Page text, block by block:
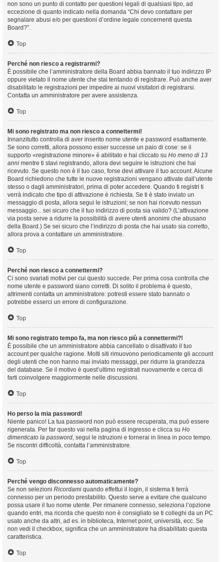
non sono un punto di contatto per questioni legali di qualsiasi tipo, ad
eccezione di quanto indicato nella domanda “Chi devo contattare per
segnalare abusi e/o per questioni d’ordine legale concernenti questa
Board?”.
Top
Perché non riesco a registrarmi?
È possibile che l’amministratore della Board abbia bannato il tuo indirizzo IP
oppure vietato il nome utente che stai tentando di registrare. Può anche aver
disabilitato le registrazioni per impedire ai nuovi visitatori di registrarsi.
Contatta un amministratore per avere assistenza.
Top
Mi sono registrato ma non riesco a connettermi!
Innanzitutto controlla di aver inserito nome utente e password esattamente.
Se sono corretti, allora possono esser successe un paio di cose: se il
supporto «registrazione minore» è abilitato e hai cliccato su Ho meno di 13
anni mentre ti stavi registrando, allora devi seguire le istruzioni che hai
ricevuto. Se questo non è il tuo caso, forse devi attivare il tuo account. Alcune
Board richiedono che tutte le nuove registrazioni vengano attivate dall’utente
stesso o dagli amministratori, prima di poter accedere. Quando ti registri ti
verrà indicato che tipo di attivazione è richiesta. Se ti è stato inviato un
messaggio di posta, allora segui le istruzioni; se non hai ricevuto nessun
messaggio... sei sicuro che il tuo indirizzo di posta sia valido? (L’attivazione
via posta serve a ridurre la possibilità di avere utenti anonimi che abusano
della Board.) Se sei sicuro che l’indirizzo di posta che hai usato sia corretto,
allora prova a contattare un amministratore.
Top
Perché non riesco a connettermi?
Ci sono svariati motivi per cui questo succede. Per prima cosa controlla che
nome utente e password siano corretti. Di solito il problema è questo,
altrimenti contatta un amministratore: potresti essere stato bannato o
potrebbe esserci un errore di configurazione.
Top
Mi sono registrato tempo fa, ma non riesco più a connettermi?!
È possibile che un amministratore abbia cancellato o disattivato il tuo
account per qualche ragione. Molti siti rimuovono periodicamente gli account
degli utenti che non hanno mai inviato messaggi, per ridurre la grandezza
del database. Se il motivo è quest’ultimo registrati nuovamente e cerca di
farti coinvolgere maggiormente nelle discussioni.
Top
Ho perso la mia password!
Niente panico! La tua password non può essere recuperata, ma può essere
rigenerata. Per far questo vai nella pagina di ingresso e clicca su Ho
dimenticato la password, segui le istruzioni e tornerai in linea in poco tempo.
Se riscontri difficoltà, contatta l’amministratore.
Top
Perché vengo disconnesso automaticamente?
Se non selezioni Ricordami quando effettui il login, il sistema ti terrà
connesso per un periodo prestabilito. Questo serve a evitare che qualcuno
possa usare il tuo nome utente. Per rimanere connesso, seleziona l’opzione
quando entri, ma ricorda che questo non è consigliato se ti colleghi da un PC
usato anche da altri, ad es. in biblioteca, Internet point, università, ecc. Se
non vedi il checkbox, significa che un amministratore ha disabilitato questa
caratteristica.
Top